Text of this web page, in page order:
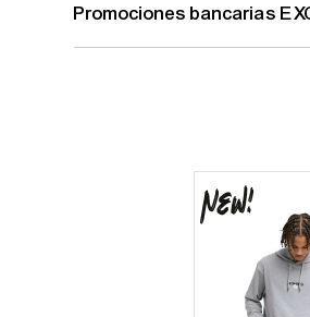
Promociones bancarias